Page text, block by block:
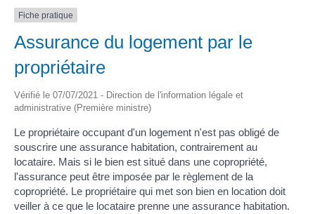
Fiche pratique
Assurance du logement par le
propriétaire
Vérifié le 07/07/2021 - Direction de l'information légale et
administrative (Première ministre)
Le propriétaire occupant d'un logement n'est pas obligé de
souscrire une assurance habitation, contrairement au
locataire. Mais si le bien est situé dans une copropriété,
l'assurance peut être imposée par le règlement de la
copropriété. Le propriétaire qui met son bien en location doit
veiller à ce que le locataire prenne une assurance habitation.